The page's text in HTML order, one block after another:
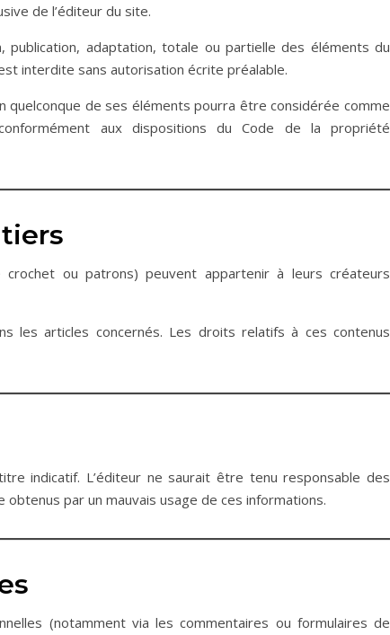
de l’éditeur du site.
publication, adaptation, totale ou partielle des éléments du
interdite sans autorisation écrite préalable.
quelconque de ses éléments pourra être considérée comme
aux dispositions du Code de la propriété
ou patrons) peuvent appartenir à leurs créateurs
les articles concernés. Les droits relatifs à ces contenus
indicatif. L’éditeur ne saurait être tenu responsable des
par un mauvais usage de ces informations.
(notamment via les commentaires ou formulaires de